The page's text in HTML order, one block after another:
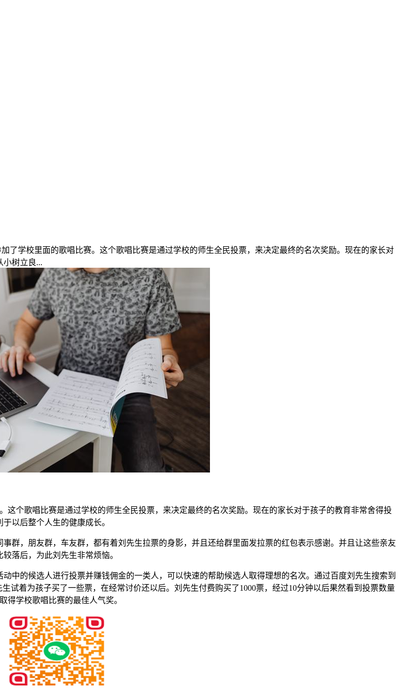
了学校里面的歌唱比赛。这个歌唱比赛是通过学校的师生全民投票，来决定最终的名次奖励。现在的家长对
小树立良...
个歌唱比赛是通过学校的师生全民投票，来决定最终的名次奖励。现在的家长对于孩子的教育非常舍得投
以后整个人生的健康成长。
群，朋友群，车友群，都有着刘先生拉票的身影，并且还给群里面发拉票的红包表示感谢。并且让这些亲友
落后，为此刘先生非常烦恼。
中的候选人进行投票并赚钱佣金的一类人，可以快速的帮助候选人取得理想的名次。通过百度刘先生搜索到
试着为孩子买了一些票，在经常讨价还以后。刘先生付费购买了1000票，经过10分钟以后果然看到投票数量
得学校歌唱比赛的最佳人气奖。